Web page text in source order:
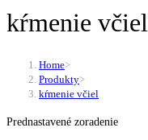
kŕmenie včiel
Home>
Produkty>
kŕmenie včiel
Prednastavené zoradenie